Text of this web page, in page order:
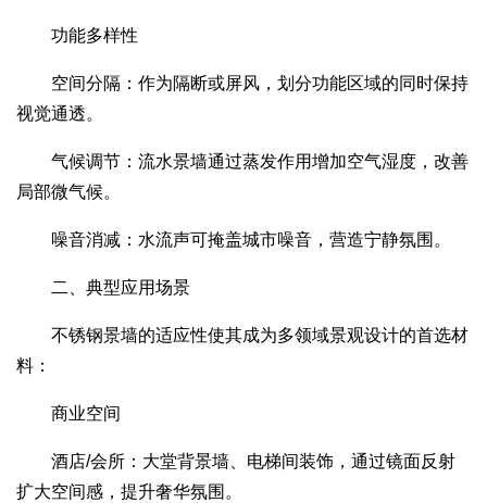
功能多样性
空间分隔：作为隔断或屏风，划分功能区域的同时保持
视觉通透。
气候调节：流水景墙通过蒸发作用增加空气湿度，改善
局部微气候。
噪音消减：水流声可掩盖城市噪音，营造宁静氛围。
二、典型应用场景
不锈钢景墙的适应性使其成为多领域景观设计的首选材
料：
商业空间
酒店/会所：大堂背景墙、电梯间装饰，通过镜面反射
扩大空间感，提升奢华氛围。